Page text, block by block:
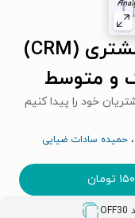
کتاب مدیریت ارتباط با مشتری (CRM)
و متوسط
خود را پیدا کنیم
، حمیده سادات ضیایی
تومان
OFF30